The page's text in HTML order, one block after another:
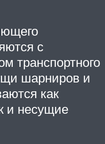
с
транспортного
шарниров и
как
и несущие